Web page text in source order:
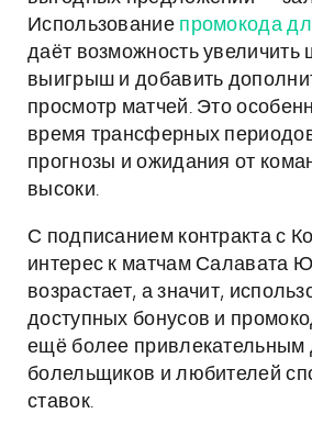
Использование промокода
даёт возможность увеличить
выигрыш и добавить
просмотр матчей. Это
время трансферных
прогнозы и ожидания от
высоки.
С подписанием контракта с
интерес к матчам Салавата
возрастает, а значит,
доступных бонусов и
ещё более привлекательным
болельщиков и любителей
ставок.